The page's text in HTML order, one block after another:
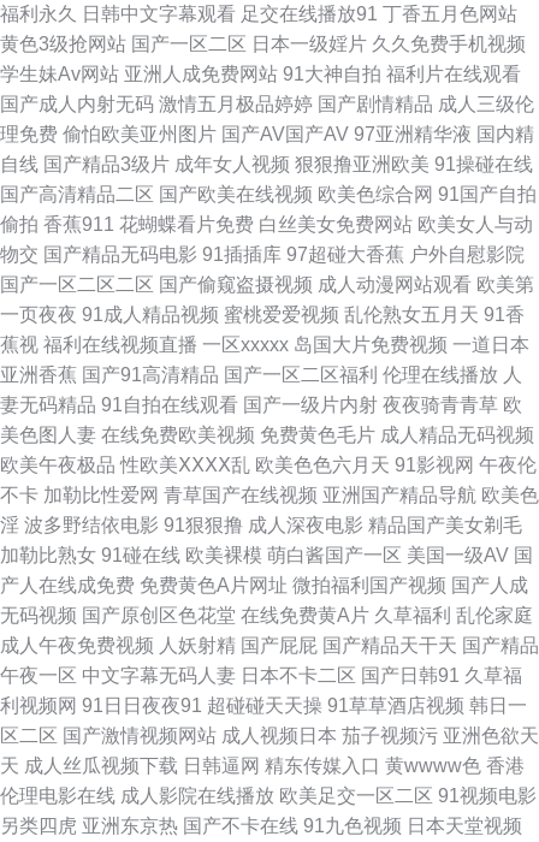
www91牛 人妖网站上 91超碰资源 成人Aⅴ视频 欧美精品爱爱 三级论理另类
影音先锋黄区 大香蕉影视伊人 色先锋AV成人 91少妇喷水视频 豆花黄色片
精品艹爱 日韩首页 亚洲狼友AV天堂 99欧美精品 福利微拍陈可心 精品国产
噜噜日韩 亚洲成人在线h 成人午夜导航 久久深夜影院 青娱乐超碰吧 伊人久
久国产精品 91内射视频 熟女精品一区二区 东京热黑丝 九九一AV 欧美亚洲
小说网 尤物天堂 91中文永久 超碰免费在线播放 福利社女上位 蜜桃91无码入
口 日本熟女自慰 91国产网站 在线51偷拍 AV日韩网址 免费91 三级片中日韩
婷婷成人伊人网 日韩性交专区 97国产在线 久久超碰人人操 日韩成人午夜 亚
洲色图少妇熟女 91黑丝美女艹逼 大香蕉97 韩国av三区 久久伊人免费视频
日本a片级播放 午夜剧场福利院 91碰碰 肏屄电影天堂 日姜女BB 91搞熟女
东京热蜜桃麻豆 老湿机无码 欧美专区日韩专区 亚洲伊人主页 91人人草人妻
大香蕉影视伊人 韩国三级片小视频 麻豆首页官网 欧美性交派对 三级成人日
韩 中文字幕16p 91综合在线观看 超碰成人综合 国产三级网站 色中色第一社
区 91大片 大香蕉情 国产在线网址 欧美A片在线观看 天天干网站 综合色鬼
福利永久
日韩中文字幕观看 足交在线播放91 丁香五月色网站
黄色3级抢网站 国产一区二区 日本一级婬片 久久免费手机视频
学生妹Av网站 亚洲人成免费网站 91大神自拍 福利片在线观看
国产成人内射无码 激情五月极品婷婷 国产剧情精品 成人三级伦
理免费 偷怕欧美亚州图片 国产AV国产AV 97亚洲精华液 国内精
自线 国产精品3级片 成年女人视频 狠狠撸亚洲欧美 91操碰在线
国产高清精品二区 国产欧美在线视频 欧美色综合网 91国产自拍
偷拍 香蕉911 花蝴蝶看片免费 白丝美女免费网站 欧美女人与动
物交 国产精品无码电影 91插插库 97超碰大香蕉 户外自慰影院
国产一区二区二区 国产偷窥盗摄视频 成人动漫网站观看 欧美第
一页夜夜 91成人精品视频 蜜桃爱爱视频 乱伦熟女五月天 91香
蕉视 福利在线视频直播 一区xxxxx 岛国大片免费视频 一道日本
亚洲香蕉 国产91高清精品 国产一区二区福利 伦理在线播放 人
妻无码精品 91自拍在线观看 国产一级片内射 夜夜骑青青草 欧
美色图人妻 在线免费欧美视频 免费黄色毛片 成人精品无码视频
欧美午夜极品 性欧美ⅩⅩⅩⅩ乱 欧美色色六月天 91影视网 午夜伦
不卡 加勒比性爱网 青草国产在线视频 亚洲国产精品导航 欧美色
淫 波多野结依电影 91狠狠撸 成人深夜电影 精品国产美女剃毛
加勒比熟女 91碰在线 欧美裸模 萌白酱国产一区 美国一级AV 国
产人在线成免费 免费黄色A片网址 微拍福利国产视频 国产人成
无码视频 国产原创区色花堂 在线免费黄A片 久草福利 乱伦家庭
成人午夜免费视频 人妖射精 国产屁屁 国产精品天干天 国产精品
午夜一区 中文字幕无码人妻 日本不卡二区 国产日韩91 久草福
利视频网 91日日夜夜91 超碰碰天天操 91草草酒店视频 韩日一
区二区 国产激情视频网站 成人视频日本 茄子视频污 亚洲色欲天
天 成人丝瓜视频下载 日韩逼网 精东传媒入口 黄wwww色 香港
伦理电影在线 成人影院在线播放 欧美足交一区二区 91视频电影
另类四虎 亚洲东京热 国产不卡在线 91九色视频 日本天堂视频